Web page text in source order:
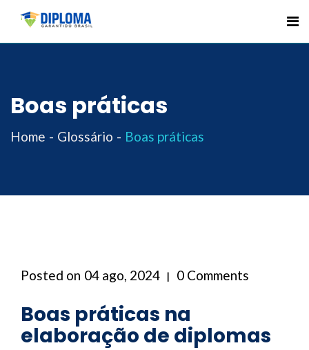
Skip
Boas práticas
Home Glossário Boas práticas
Posted on 04 ago, 2024 0 Comments
Boas práticas na
elaboração de diplomas